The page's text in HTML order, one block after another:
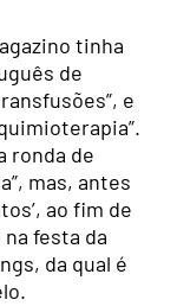
tinha
de
e
ronda de
mas, antes
ao fim de
festa da
da qual é